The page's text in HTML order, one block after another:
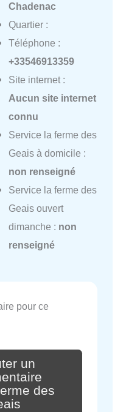
Chadenac
Quartier :
Téléphone :
+33546913359
Site internet :
Aucun site internet
connu
Service la ferme des
Geais à domicile :
non renseigné
Service la ferme des
Geais ouvert
dimanche : non
renseigné
pour ce
un
des